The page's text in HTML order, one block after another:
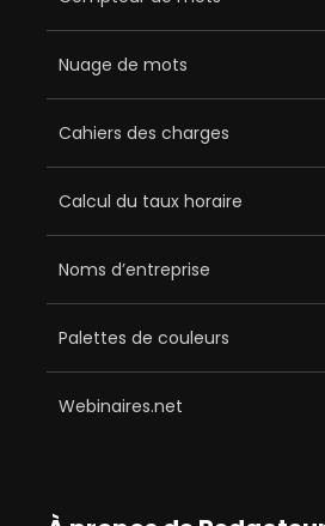
Nuage de mots
Cahiers des charges
Calcul du taux horaire
Noms d’entreprise
Palettes de couleurs
Webinaires.net